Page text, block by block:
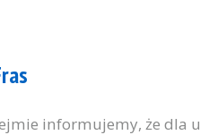
informujemy, że dla